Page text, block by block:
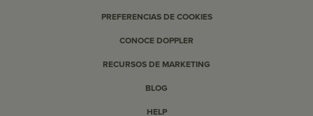
PREFERENCIAS DE COOKIES
CONOCE DOPPLER
RECURSOS DE MARKETING
BLOG
HELP